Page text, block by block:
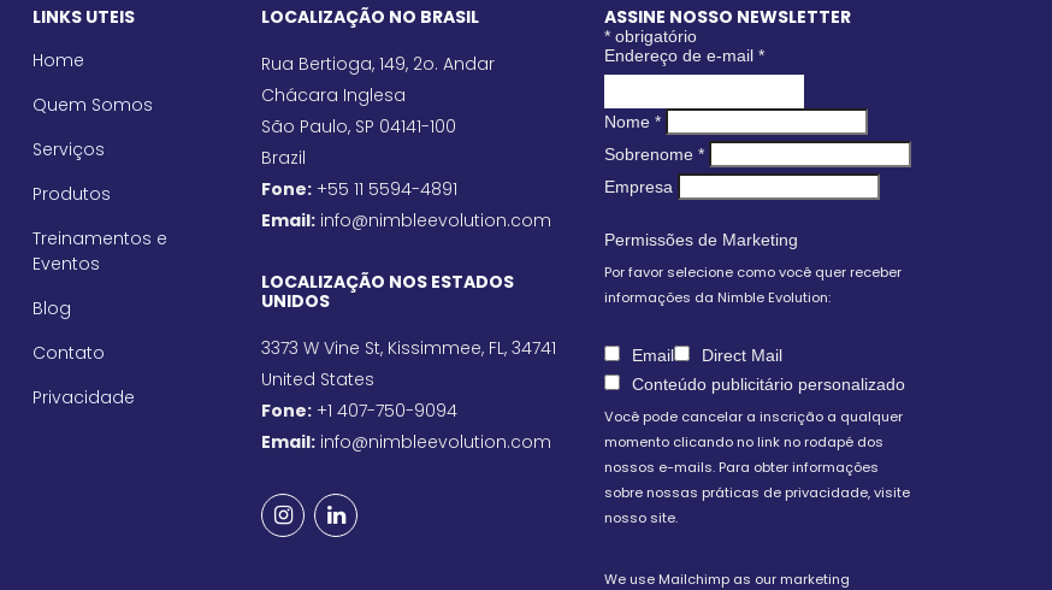
LINKS UTEIS
Home
Quem Somos
Serviços
Produtos
Treinamentos e
Eventos
Blog
Contato
Privacidade
LOCALIZAÇÃO NO BRASIL
Rua Bertioga, 149, 2o. Andar
Chácara Inglesa
São Paulo, SP 04141-100
Brazil
Fone: +55 11 5594-4891
Email: info@nimbleevolution.com
LOCALIZAÇÃO NOS ESTADOS
UNIDOS
3373 W Vine St, Kissimmee, FL, 34741
United States
Fone: +1 407-750-9094
Email: info@nimbleevolution.com
ASSINE NOSSO NEWSLETTER
* obrigatório
Endereço de e-mail *
Nome *
Sobrenome *
Empresa
Permissões de Marketing
Por favor selecione como você quer receber
informações da Nimble Evolution:
Email
Direct Mail
Conteúdo publicitário personalizado
Você pode cancelar a inscrição a qualquer
momento clicando no link no rodapé dos
nossos e-mails. Para obter informações
sobre nossas práticas de privacidade, visite
nosso site.
We use Mailchimp as our marketing